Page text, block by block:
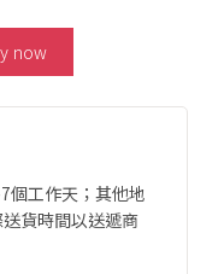
Coral Necklace 數量
now
個工作天；其他地
貨時間以送遞商